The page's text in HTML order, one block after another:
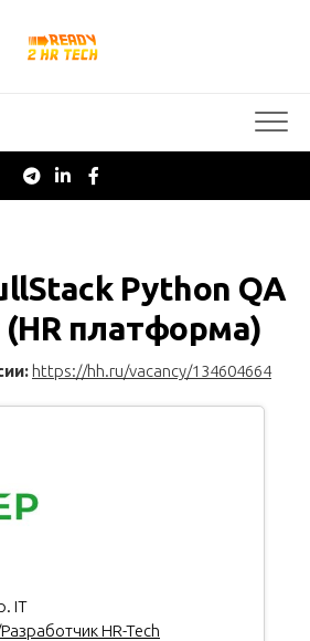
Python QA
платформа)
https://hh.ru/vacancy/134604664
IT
HR-Tech